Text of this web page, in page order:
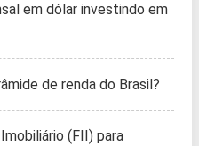
em dólar investindo em
de renda do Brasil?
(FII) para